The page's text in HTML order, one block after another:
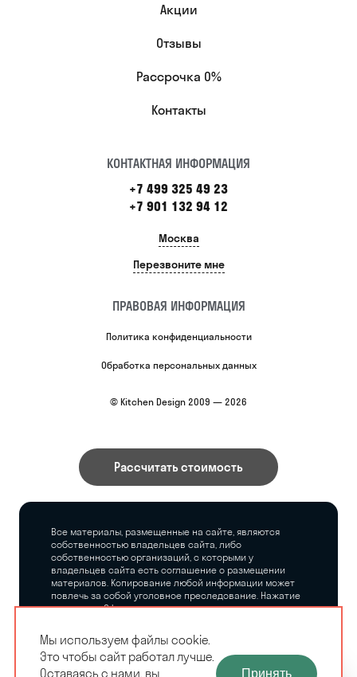
Акции
Отзывы
Рассрочка 0%
Контакты
КОНТАКТНАЯ ИНФОРМАЦИЯ
+7 499 325 49 23
+7 901 132 94 12
Москва
Перезвоните мне
ПРАВОВАЯ ИНФОРМАЦИЯ
Политика конфиденциальности
Обработка персональных данных
© Kitchen Design 2009 — 2026
Рассчитать стоимость
Все материалы, размещенные на сайте, являются
собственностью владельцев сайта, либо
собственностью организаций, с которыми у
владельцев сайта есть соглашение о размещении
материалов. Копирование любой информации может
повлечь за собой уголовное преследование. Нажатие
на кнопку «Оформить заказ», а также последующее
владельцев сайта никаких обязательств.
ЗАМЕРЩИК-
Мы используем файлы cookie.
Это чтобы сайт работал лучше.
Оставаясь с нами, вы
Принять